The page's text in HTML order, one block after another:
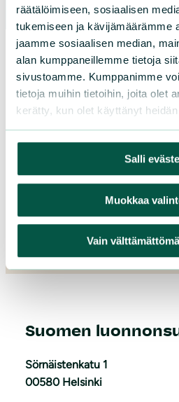
räätälöimiseen, sosiaalisen
tukemiseen ja kävijämäärämme
jaamme sosiaalisen median,
alan kumppaneillemme tietoja
sivustoamme. Kumppanimme
tietoja muihin tietoihin, joita olet
kerätty, kun olet käyttänyt
Salli
Muokkaa
Vain
Suomen
Sörnäistenkatu 1
00580 Helsinki